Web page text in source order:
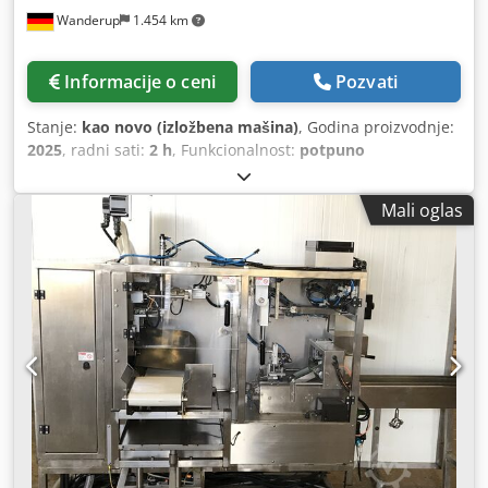
Wanderup 1.454 km
Informacije o ceni Pozvati
Stanje: kao novo (izložbena mašina), Godina proizvodnje:
2025, radni sati: 2 h, Funkcionalnost: potpuno
, vrsta ulazne struje:
garancije:12 meseci, maksimalna visina proizvoda:100
mm
, potrebna visina:
, zahtev za prostor dužina:
, ulazna frekvencija:
, maksimalna težina
obratka:300 kg, Oprema:Dostupna tipska pločica
Brush KS-WBM brusilica, mašina za strukturiranje četkom
Dcjdpfx Amjw Avrhjkek Na taj način površine na, na
primer, profilisanim daskama za fasade ili zidne obloge
odmah izgledaju znatno elegantnije i rustičnije! Radna
širina do 400 mm i individualna opremljenost za meko i
tvrdo drvo čine ovu mašinu fleksibilnim uređajem za
stolarske radionice, blanjare ili stolare. Kod nas ne
dobijate samo samu mašinu za strukturiranje četkom, već i
odgovarajući sistem za odsisavanje, kao i različite glave za
Mali oglas